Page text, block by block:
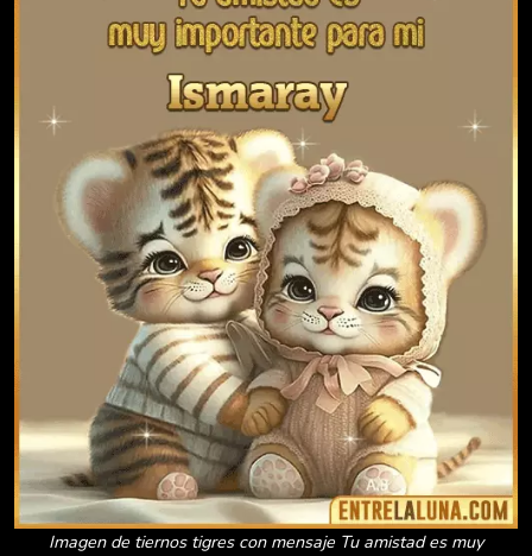
Imagen de tiernos tigres con mensaje Tu amistad es muy